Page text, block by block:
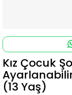
Kız Çocuk
(13 Yaş)